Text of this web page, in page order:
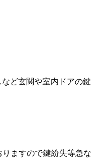
ど玄関や室内ドア
ますので鍵紛失等急